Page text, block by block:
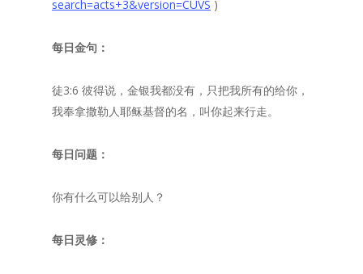
search=acts+3&version=CUVS )
每日金句：
徒3:6 彼得说，金银我都没有，只把我所有的给你，
我奉拿撒勒人耶稣基督的名，叫你起来行走。
每日问题：
你有什么可以给别人？
每日灵修：